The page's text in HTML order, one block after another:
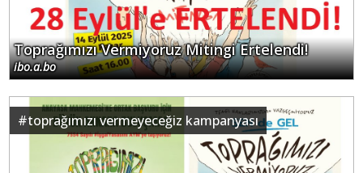
Toprağımızı Vermiyoruz Mitingi Ertelendi!
ibo.a.bo
#toprağımızı vermeyeceğiz kampanyası